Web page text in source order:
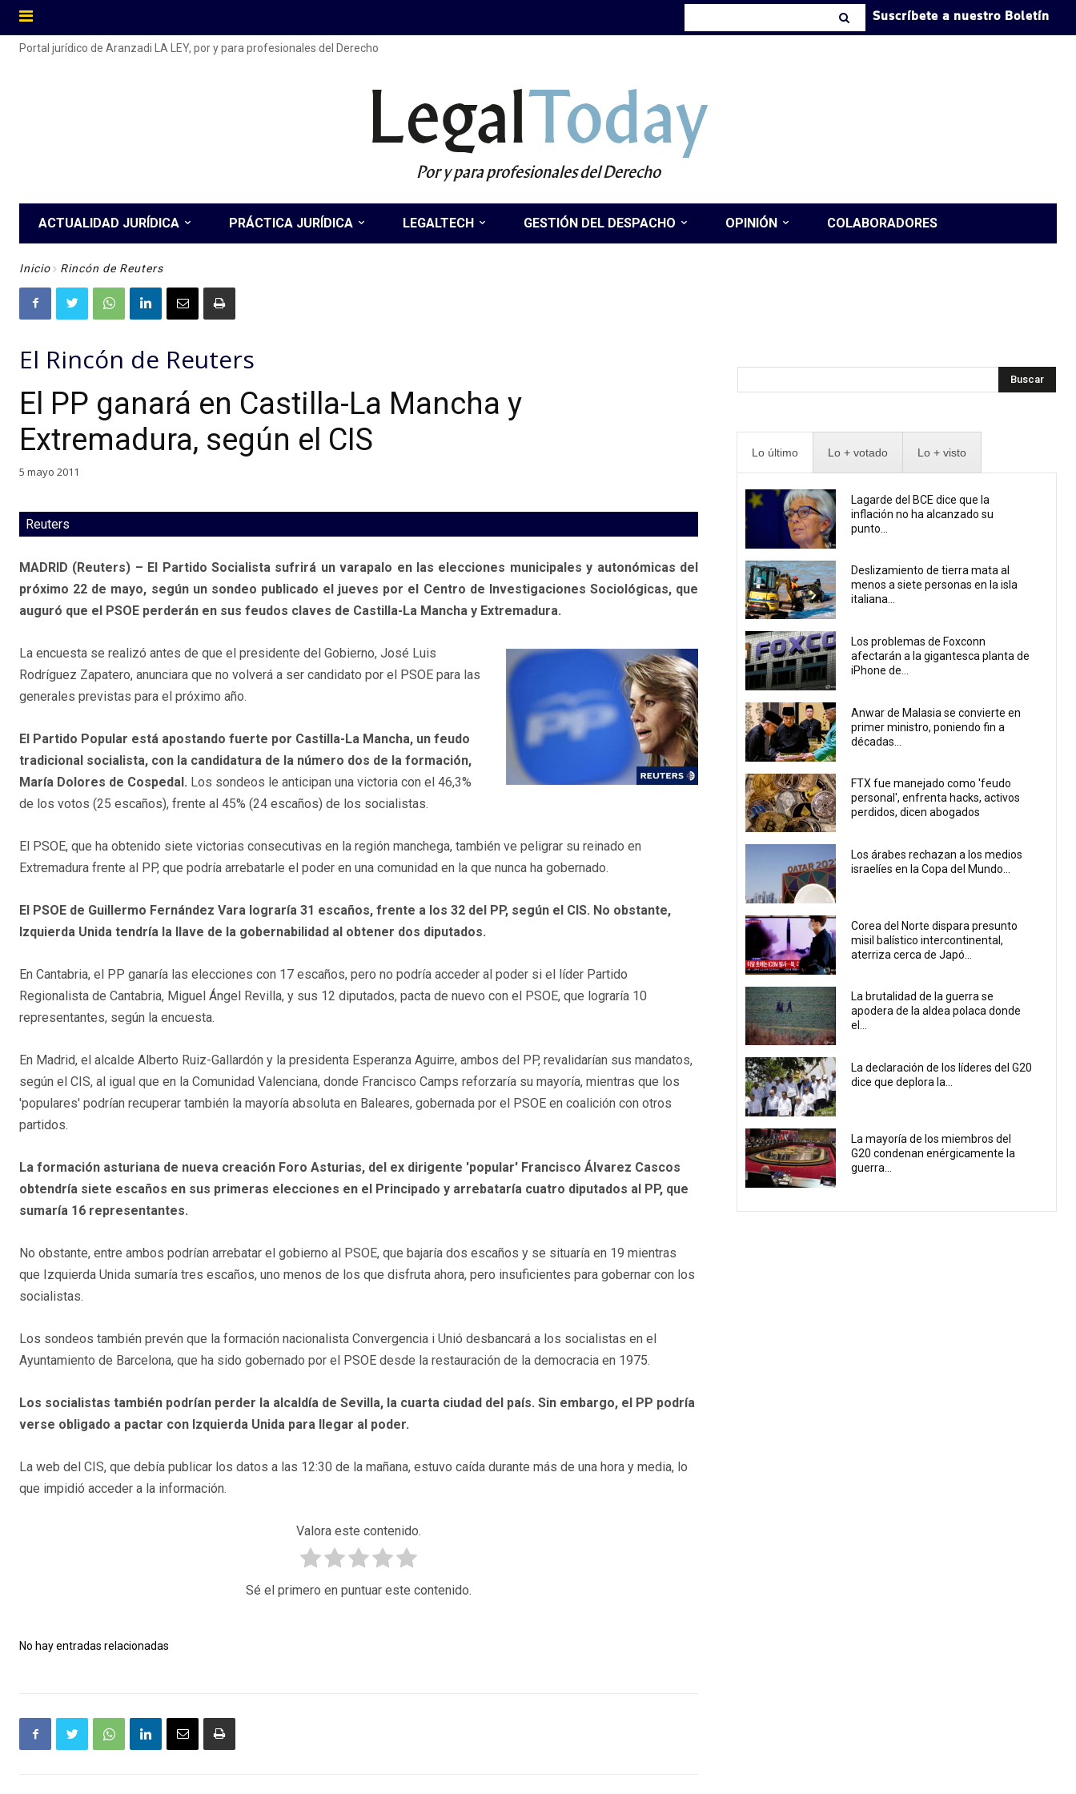
Suscríbete a nuestro Boletín
Portal jurídico de Aranzadi LA LEY, por y para profesionales del Derecho
LegalToday
Por y para profesionales del Derecho
ACTUALIDAD JURÍDICA PRÁCTICA JURÍDICA LEGALTECH GESTIÓN DEL DESPACHO OPINIÓN COLABORADORES
Inicio Rincón de Reuters
El Rincón de Reuters
El PP ganará en Castilla-La Mancha y
Extremadura, según el CIS
5 mayo 2011
Reuters
MADRID (Reuters) – El Partido Socialista sufrirá un varapalo en las elecciones municipales y autonómicas del
próximo 22 de mayo, según un sondeo publicado el jueves por el Centro de Investigaciones Sociológicas, que
auguró que el PSOE perderán en sus feudos claves de Castilla-La Mancha y Extremadura.
La encuesta se realizó antes de que el presidente del Gobierno, José Luis
Rodríguez Zapatero, anunciara que no volverá a ser candidato por el PSOE para las
generales previstas para el próximo año.
El Partido Popular está apostando fuerte por Castilla-La Mancha, un feudo
tradicional socialista, con la candidatura de la número dos de la formación,
María Dolores de Cospedal. Los sondeos le anticipan una victoria con el 46,3%
de los votos (25 escaños), frente al 45% (24 escaños) de los socialistas.
El PSOE, que ha obtenido siete victorias consecutivas en la región manchega, también ve peligrar su reinado en
Extremadura frente al PP, que podría arrebatarle el poder en una comunidad en la que nunca ha gobernado.
El PSOE de Guillermo Fernández Vara lograría 31 escaños, frente a los 32 del PP, según el CIS. No obstante,
Izquierda Unida tendría la llave de la gobernabilidad al obtener dos diputados.
En Cantabria, el PP ganaría las elecciones con 17 escaños, pero no podría acceder al poder si el líder Partido
Regionalista de Cantabria, Miguel Ángel Revilla, y sus 12 diputados, pacta de nuevo con el PSOE, que lograría 10
representantes, según la encuesta.
En Madrid, el alcalde Alberto Ruiz-Gallardón y la presidenta Esperanza Aguirre, ambos del PP, revalidarían sus mandatos,
según el CIS, al igual que en la Comunidad Valenciana, donde Francisco Camps reforzaría su mayoría, mientras que los
'populares' podrían recuperar también la mayoría absoluta en Baleares, gobernada por el PSOE en coalición con otros
partidos.
La formación asturiana de nueva creación Foro Asturias, del ex dirigente 'popular' Francisco Álvarez Cascos
obtendría siete escaños en sus primeras elecciones en el Principado y arrebataría cuatro diputados al PP, que
sumaría 16 representantes.
No obstante, entre ambos podrían arrebatar el gobierno al PSOE, que bajaría dos escaños y se situaría en 19 mientras
que Izquierda Unida sumaría tres escaños, uno menos de los que disfruta ahora, pero insuficientes para gobernar con los
socialistas.
Los sondeos también prevén que la formación nacionalista Convergencia i Unió desbancará a los socialistas en el
Ayuntamiento de Barcelona, que ha sido gobernado por el PSOE desde la restauración de la democracia en 1975.
Los socialistas también podrían perder la alcaldía de Sevilla, la cuarta ciudad del país. Sin embargo, el PP podría
verse obligado a pactar con Izquierda Unida para llegar al poder.
La web del CIS, que debía publicar los datos a las 12:30 de la mañana, estuvo caída durante más de una hora y media, lo
que impidió acceder a la información.
Valora este contenido.
Sé el primero en puntuar este contenido.
No hay entradas relacionadas
Buscar
Lo último Lo + votado Lo + visto
Lagarde del BCE dice que la
inflación no ha alcanzado su
punto...
Deslizamiento de tierra mata al
menos a siete personas en la isla
italiana...
Los problemas de Foxconn
afectarán a la gigantesca planta de
iPhone de...
Anwar de Malasia se convierte en
primer ministro, poniendo fin a
décadas...
FTX fue manejado como 'feudo
personal', enfrenta hacks, activos
perdidos, dicen abogados
Los árabes rechazan a los medios
israelíes en la Copa del Mundo...
Corea del Norte dispara presunto
misil balístico intercontinental,
aterriza cerca de Japó...
La brutalidad de la guerra se
apodera de la aldea polaca donde
el...
La declaración de los líderes del G20
dice que deplora la...
La mayoría de los miembros del
G20 condenan enérgicamente la
guerra...